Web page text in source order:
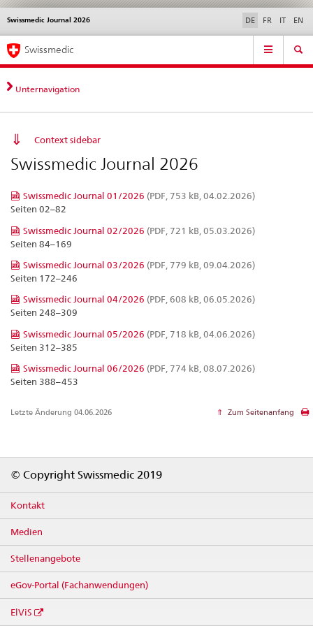
Direktnavigation
News,
Rechtsgrundlagen,
Kontakt
News & Updates Kontakt | Support & Hilfe
Swissmedic Journal 2026
Sprachwahl DE FR IT EN
Service
Hauptnavigation
Swissmedic
Unternavigation
Context sidebar
Swissmedic Journal 2026
Swissmedic Journal 01/2026 (PDF, 753 kB, 04.02.2026)
Seiten 02–82
Swissmedic Journal 02/2026 (PDF, 721 kB, 05.03.2026)
Seiten 84–169
Swissmedic Journal 03/2026 (PDF, 779 kB, 09.04.2026)
Seiten 172–246
Swissmedic Journal 04/2026 (PDF, 608 kB, 06.05.2026)
Seiten 248–309
Swissmedic Journal 05/2026 (PDF, 718 kB, 04.06.2026)
Seiten 312–385
Swissmedic Journal 06/2026 (PDF, 774 kB, 08.07.2026)
Seiten 388–453
Letzte Änderung 04.06.2026 Zum Seitenanfang
© Copyright Swissmedic 2019
Kontakt
Medien
Stellenangebote
eGov-Portal (Fachanwendungen)
ElViS